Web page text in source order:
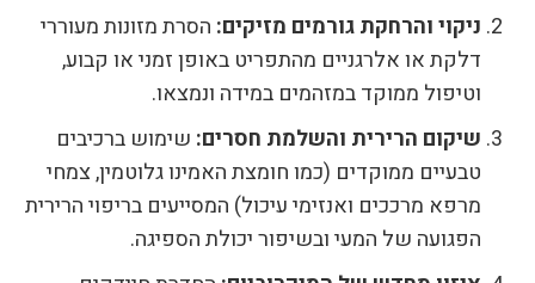
ניקוי והרחקת גורמים מזיקים: הסרת מזונות מעוררי
דלקת או אלרגניים מהתפריט באופן זמני או קבוע,
וטיפול ממוקד במזהמים במידה ונמצאו.
שיקום הרירית והשלמת חסרים: שימוש ברכיבים
טבעיים ממוקדים (כמו חומצת האמינו גלוטמין, צמחי
מרפא מרככים ואנזימי עיכול) המסייעים בריפוי הרירית
הפגועה של המעי ובשיפור יכולת הספיגה.